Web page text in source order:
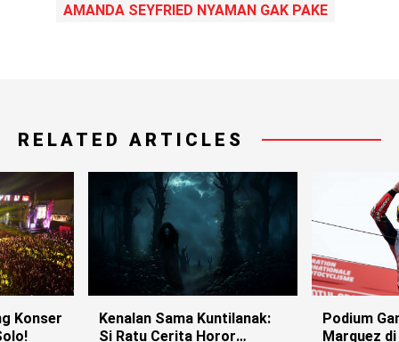
AMANDA SEYFRIED NYAMAN GAK PAKE
RELATED ARTICLES
Konser
Kenalan Sama Kuntilanak:
Si Ratu Cerita Horor
Podium
Marquez